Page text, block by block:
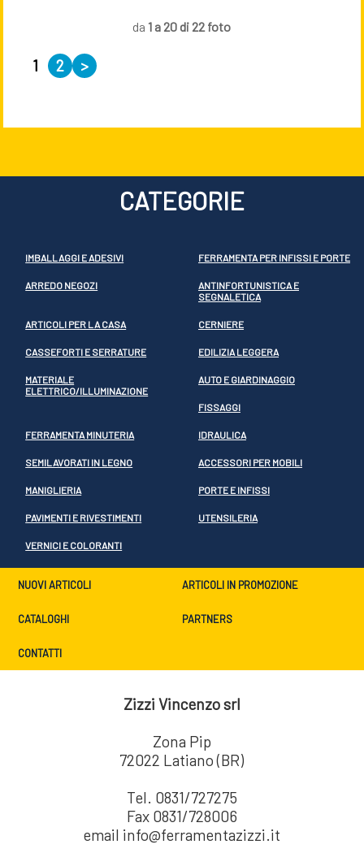
da 1 a 20 di 22 foto
1 2 >
CATEGORIE
IMBALLAGGI E ADESIVI FERRAMENTA PER INFISSI E PORTE
ARREDO NEGOZI
ANTINFORTUNISTICA E
SEGNALETICA
ARTICOLI PER LA CASA CERNIERE
CASSEFORTI E SERRATURE EDILIZIA LEGGERA
MATERIALE
ELETTRICO/ILLUMINAZIONE
AUTO E GIARDINAGGIO
FISSAGGI
FERRAMENTA MINUTERIA IDRAULICA
SEMILAVORATI IN LEGNO ACCESSORI PER MOBILI
MANIGLIERIA PORTE E INFISSI
PAVIMENTI E RIVESTIMENTI UTENSILERIA
VERNICI E COLORANTI
NUOVI ARTICOLI ARTICOLI IN PROMOZIONE
CATALOGHI PARTNERS
CONTATTI
Zizzi Vincenzo srl
Zona Pip
72022 Latiano (BR)
Tel. 0831/727275
Fax 0831/728006
email info@ferramentazizzi.it